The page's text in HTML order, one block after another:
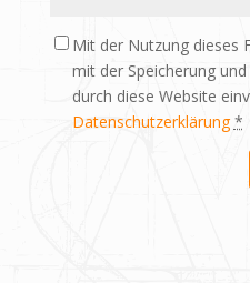
Mit der Nutzung dieses
mit der Speicherung
durch diese Website
Datenschutzerklärung *